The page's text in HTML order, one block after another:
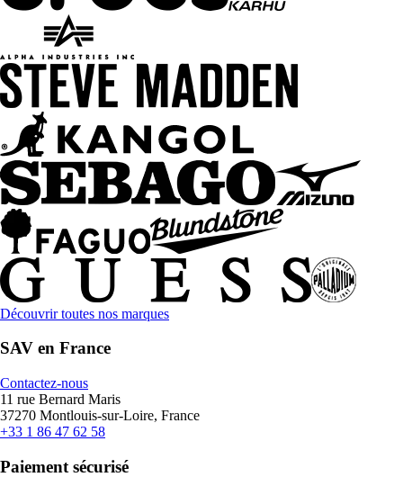
Découvrir toutes nos marques
SAV en France
Contactez-nous
11 rue Bernard Maris
37270 Montlouis-sur-Loire, France
+33 1 86 47 62 58
Paiement sécurisé